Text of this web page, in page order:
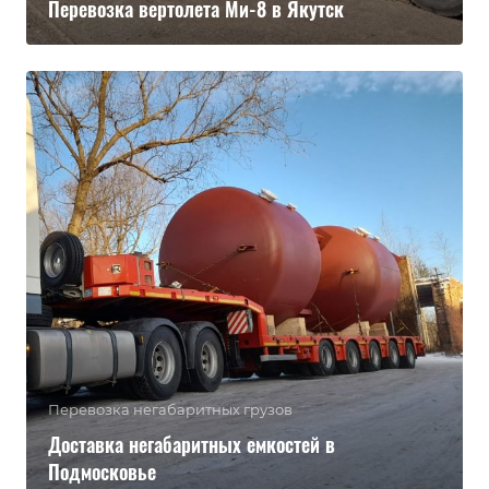
Перевозка вертолета Ми-8 в Якутск
Перевозка негабаритных грузов
Доставка негабаритных емкостей в
Подмосковье